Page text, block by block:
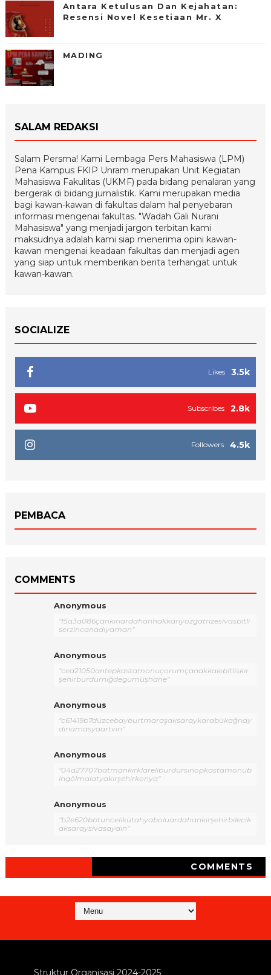
Antara Ketulusan Dan Kejahatan:
Resensi Novel Kesetiaan Mr. X
MADING
SALAM REDAKSI
Salam Persma! Kami Lembaga Pers Mahasiswa (LPM)
Pena Kampus FKIP Unram merupakan Unit Kegiatan
Mahasiswa Fakulitas (UKMF) pada bidang penalaran yang
bergerak di bidang jurnalistik. Kami merupakan media
bagi kawan-kawan di fakultas dalam hal penyebaran
informasi mengenai fakultas. "Wadah Gali Nurani
Mahasiswa" yang menjadi jargon terbitan kami
maksudnya adalah kami siap menerima opini kawan-
kawan mengenai keadaan fakultas dan menjadi agen
yang siap untuk memberikan berita terhangat untuk
kawan-kawan.
SOCIALIZE
3.5k
Likes
2.8k
Subscribes
4.5k
Followers
PEMBACA
COMMENTS
Anonymous
"f5a3a086çankırıardahanhakkariyozgatrizesivasbitli
serzincanadıyaman"
Anonymous
"ced21050antepkastamonuçorumçanakkalebitliskır
şehirburdurniğdegümüşhane"
Anonymous
"c61419b7düzcebayburtmaraşaksaraykarabükağrıay
dınamasyaartvin"
Anonymous
"04a27707batmankırklareliburdursinopkastamonub
ingölmalatyakırşehirkonya"
Anonymous
"b2e620bbtuncelikütahyaboluardahankırşehirbilecik
aksaraysivasaydın"
COMMENTS
Struktur Organisasi 2024-2025